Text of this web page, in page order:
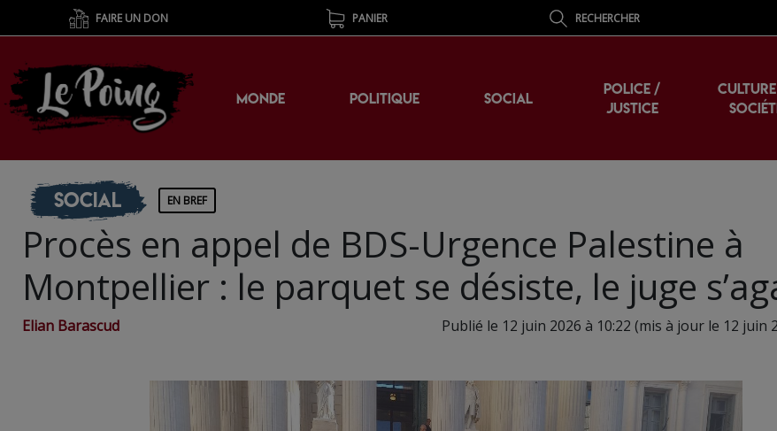
FAIRE UN DON PANIER RECHERCHER
MONDE POLITIQUE SOCIAL
POLICE /
JUSTICE
Social EN BREF
Procès en appel de BDS-Urgence Palestine à
Montpellier : le parquet se désiste, le juge
Elian Barascud Publié le 12 juin 2026 à 10:22 (mis à jour le 12 juin